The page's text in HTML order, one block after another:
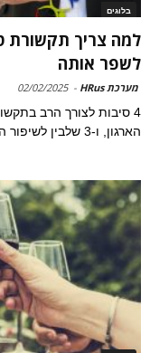
בלוגים
למה צריך תקשורת
לשפר אותה
מערכת HRus -
02/02/2025
4 סיבות לצורך הרב
הארגון, ו-3 שלבין לשיפור התקשורת הפנים ארגונית